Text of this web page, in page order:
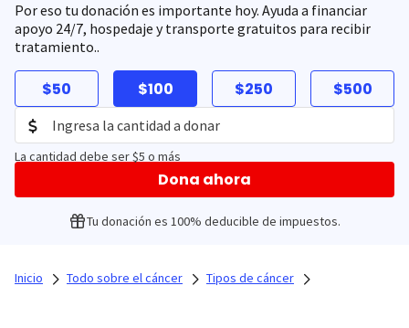
Por eso tu donación es importante hoy. Ayuda a financiar
apoyo 24/7, hospedaje y transporte gratuitos para recibir
tratamiento..
$50 $100 $250 $500
La cantidad debe ser $5 o más
Dona ahora
Tu donación es 100% deducible de impuestos.
Inicio Todo sobre el cáncer Tipos de cáncer